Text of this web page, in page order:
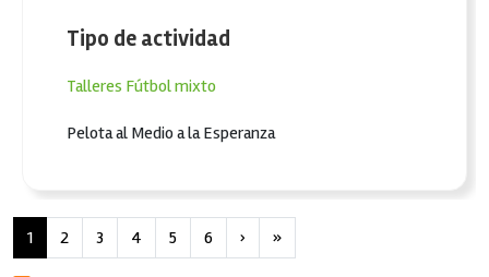
Tipo de actividad
Talleres Fútbol mixto
Pelota al Medio a la Esperanza
Paginación
1 2 3 4 5 6 › Siguiente página
»Última página